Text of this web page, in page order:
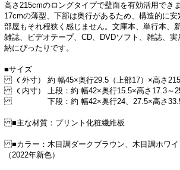
高さ215cmのロングタイプで壁面を有効活用でき
17cmの薄型、下部は奥行があるため、構造的に
部屋もそれ程狭く感じません。文庫本、単行本、
雑誌、ビデオテープ、CD、DVDソフト、雑誌、
納にぴったりです。
■サイズ
（外寸） 約 幅45×奥行29.5（上部17）×高さ
（内寸） 上段：約 幅42×奥行15.5×高さ17.3～
下段：約 幅42×奥行24、27.5×高さ
■主な材質：プリント化粧繊維板
■カラー：木目調ダークブラウン、木目調ホワイ
（2022年新色）